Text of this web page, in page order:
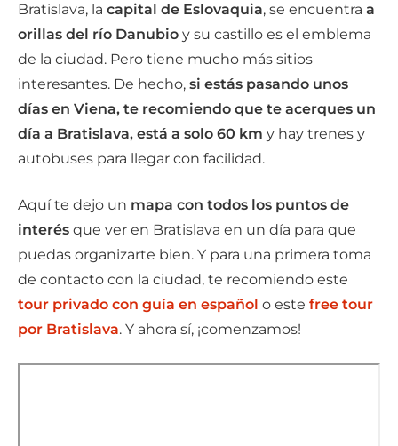
Bratislava, la capital de Eslovaquia, se encuentra a
orillas del río Danubio y su castillo es el emblema
de la ciudad. Pero tiene mucho más sitios
interesantes. De hecho, si estás pasando unos
días en Viena, te recomiendo que te acerques un
día a Bratislava, está a solo 60 km y hay trenes y
autobuses para llegar con facilidad.
Aquí te dejo un mapa con todos los puntos de
interés que ver en Bratislava en un día para que
puedas organizarte bien. Y para una primera toma
de contacto con la ciudad, te recomiendo este
tour privado con guía en español o este free tour
por Bratislava. Y ahora sí, ¡comenzamos!